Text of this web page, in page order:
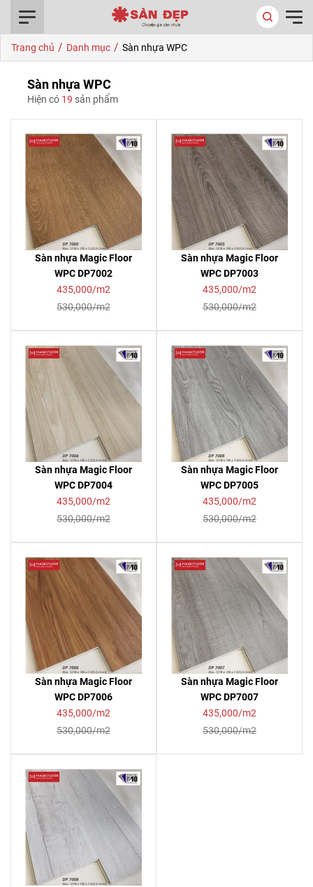
Trang chủ / Danh mục / Sàn nhựa WPC
Sàn nhựa WPC
Hiện có 19 sản phẩm
Sàn nhựa Magic Floor
WPC DP7002
435,000/m2
530,000/m2
Sàn nhựa Magic Floor
WPC DP7003
435,000/m2
530,000/m2
Sàn nhựa Magic Floor
WPC DP7004
435,000/m2
530,000/m2
Sàn nhựa Magic Floor
WPC DP7005
435,000/m2
530,000/m2
Sàn nhựa Magic Floor
WPC DP7006
435,000/m2
530,000/m2
Sàn nhựa Magic Floor
WPC DP7007
435,000/m2
530,000/m2